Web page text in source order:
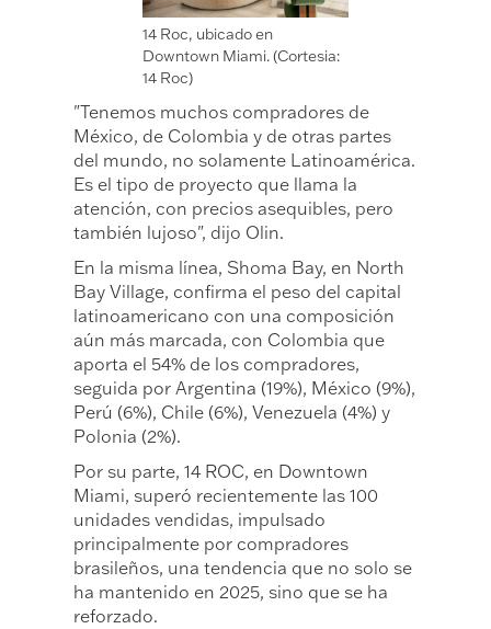
14 Roc, ubicado en
Downtown Miami. (Cortesia:
14 Roc)
"Tenemos muchos compradores de
México, de Colombia y de otras partes
del mundo, no solamente Latinoamérica.
Es el tipo de proyecto que llama la
atención, con precios asequibles, pero
también lujoso", dijo Olin.
En la misma línea, Shoma Bay, en North
Bay Village, confirma el peso del capital
latinoamericano con una composición
aún más marcada, con Colombia que
aporta el 54% de los compradores,
seguida por Argentina (19%), México (9%),
Perú (6%), Chile (6%), Venezuela (4%) y
Polonia (2%).
Por su parte, 14 ROC, en Downtown
Miami, superó recientemente las 100
unidades vendidas, impulsado
principalmente por compradores
brasileños, una tendencia que no solo se
ha mantenido en 2025, sino que se ha
reforzado.